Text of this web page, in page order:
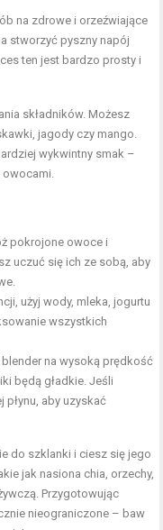
na zdrowe i orzeźwiające
stworzyć pyszny napój
ten jest bardzo prosty i
składników. Możesz
jagody czy mango.
wykwintny smak –
owocami.
pokrojone owoce i
uczuć się ich ze sobą, aby
użyj wody, mleka, jogurtu
wszystkich
blender na wysoką prędkość
będą gładkie. Jeśli
aby uzyskać
do szklanki i ciesz się jego
jak nasiona chia, orzechy,
Przygotowując
nieograniczone – baw